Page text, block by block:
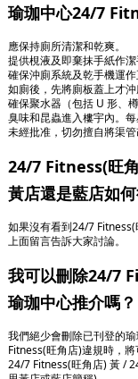
瑜珈中心24/7
應保持廁所清潔和乾爽。
提供梘液及即棄抹手紙作潔
確保沖廁系統及乾手機運作
如廁後，先將廁板蓋上才沖
確保聚水器（包括 U 形、
臭味和昆蟲進入樓宇內。
未經批准，切勿擅自將渠管
24/7 Fitness(旺
黃店還是藍店如
如果沒有看到24/7
上面留言告訴大家討論。
我可以刪除24/7
瑜珈中心推介嗎？
我們絕少會刪除已刊登的
Fitness(旺角店)違規時，將
24/7 Fitness(旺角店) 黃 /